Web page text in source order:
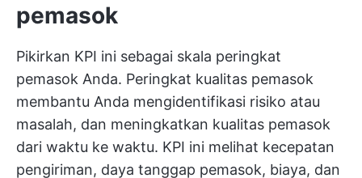
pemasok
Pikirkan KPI ini sebagai skala peringkat
pemasok Anda. Peringkat kualitas pemasok
membantu Anda mengidentifikasi risiko atau
masalah, dan meningkatkan kualitas pemasok
dari waktu ke waktu. KPI ini melihat kecepatan
pengiriman, daya tanggap pemasok, biaya, dan